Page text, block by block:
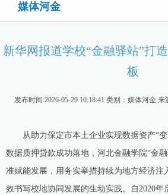
媒体河金
新华网报道学校“金融驿站”打
板
发布时间:2026-05-29 10:18:41 类别：媒体河金
从助力保定市本土企业实现数据资产“
数据质押贷款成功落地，河北金融学院“金
准赋能发展，用务实举措持续为地方经济注
效书写校地协同发展的生动实践。自2020年